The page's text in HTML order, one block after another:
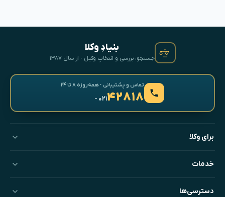
بنیادِ وکلا
جستجو، بررسی و انتخابِ وکیل · از سال ۱۳۸۷
تماس و پشتیبانی · همه‌روزه ۸ تا ۲۴
۴۲۸۱۸- ۰۲۱
برای وکلا
خدمات
دسترسی‌ها